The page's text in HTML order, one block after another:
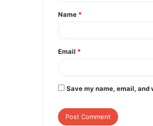
*
Name *
Email *
Save my name, email,